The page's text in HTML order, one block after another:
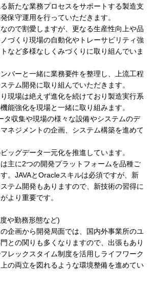
新たな業務プロセスをサポートする製造支
保守運用を行っていただきます。
ので割愛しますが、更なる生産性向上や品
づくり現場の自動化やトレーサビリティ強
など多様なしくみづくりに取り組んでいま
バーと一緒に業務要件を整理し、上流工程
テム開発に取り組んでいただきます。
現場は絶えず進化を続けており製造実行系
能強化を現場と一緒に取り組みます。
タ収集や現場の様々な設備やシステムのデ
ネジメントの企画、システム構築を進めて
グデータ一元化を推進しています。
主に2つの開発プラットフォームを品種ご
。JAVAとOracleスキルは必須ですが、新
テム開発もありますので、新技術の習得に
より重要です。
や勤務形態など)
企画から開発局面では、国内外事業所のユ
との関りも多くなりますので、出張もあり
レックスタイム制度を活用しライフワーク
の両立を図れるような環境整備を進めてい